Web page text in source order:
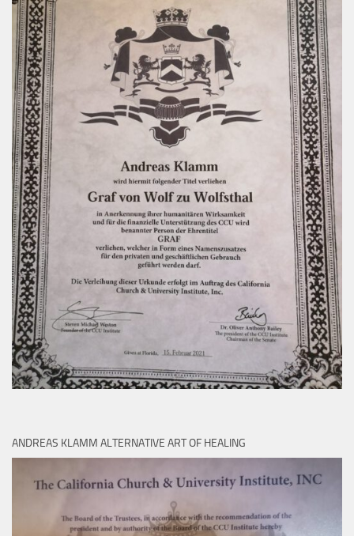
ANDREAS KLAMM ALTERNATIVE ART OF HEALING